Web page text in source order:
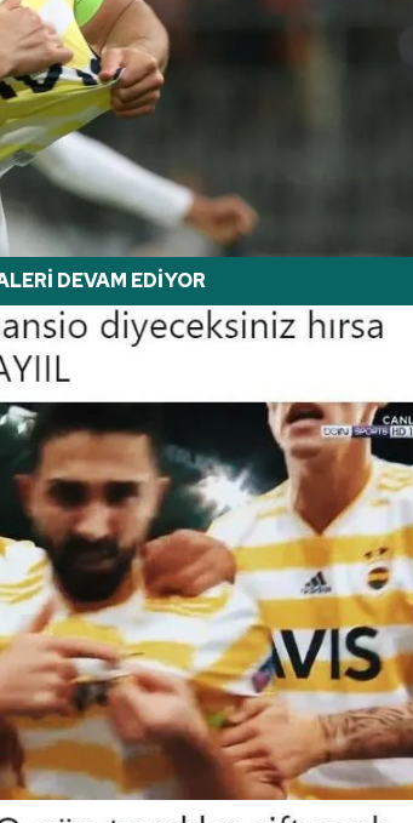
DEVAM EDİYOR